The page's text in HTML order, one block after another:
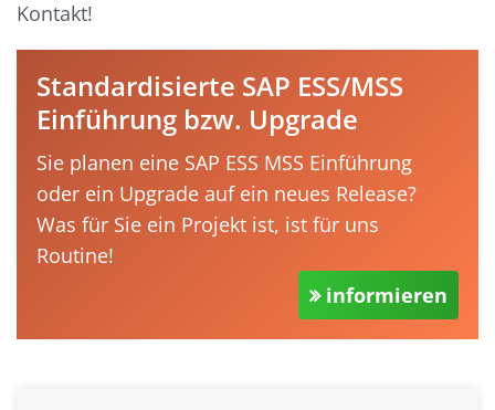
Kontakt!
Standardisierte SAP ESS/MSS
Einführung bzw. Upgrade
Sie planen eine SAP ESS MSS Einführung
oder ein Upgrade auf ein neues Release?
Was für Sie ein Projekt ist, ist für uns
Routine!
informieren